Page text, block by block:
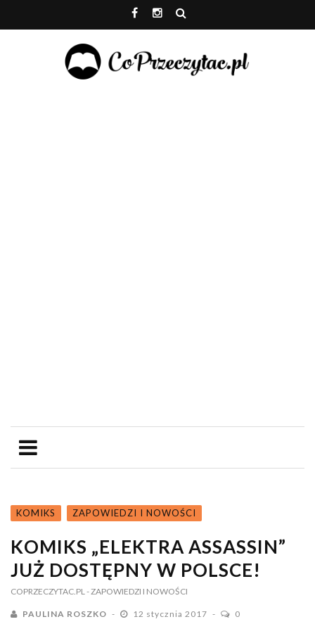
KOMIKS ZAPOWIEDZI I NOWOŚCI
KOMIKS „ELEKTRA ASSASSIN”
JUŻ DOSTĘPNY W POLSCE!
COPRZECZYTAC.PL - ZAPOWIEDZI I NOWOŚCI
PAULINA ROSZKO 12 stycznia 2017 0